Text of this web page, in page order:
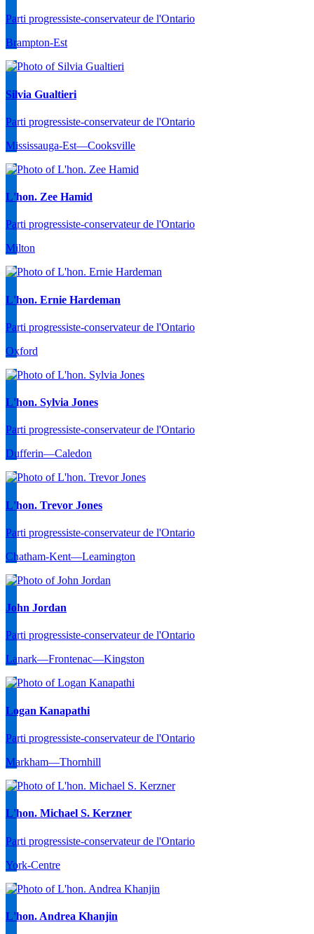
Parti progressiste-conservateur de l'Ontario
Brampton-Est
Silvia Gualtieri
Parti progressiste-conservateur de l'Ontario
Mississauga-Est—Cooksville
L'hon. Zee Hamid
Parti progressiste-conservateur de l'Ontario
Milton
L'hon. Ernie Hardeman
Parti progressiste-conservateur de l'Ontario
Oxford
L'hon. Sylvia Jones
Parti progressiste-conservateur de l'Ontario
Dufferin—Caledon
L'hon. Trevor Jones
Parti progressiste-conservateur de l'Ontario
Chatham-Kent—Leamington
John Jordan
Parti progressiste-conservateur de l'Ontario
Lanark—Frontenac—Kingston
Logan Kanapathi
Parti progressiste-conservateur de l'Ontario
Markham—Thornhill
L'hon. Michael S. Kerzner
Parti progressiste-conservateur de l'Ontario
York-Centre
L'hon. Andrea Khanjin